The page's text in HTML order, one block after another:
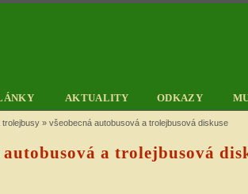
AKTUALITY ODKAZY
trolejbusy » všeobecná autobusová a trolejbusová diskuse
autobusová a trolejbusová